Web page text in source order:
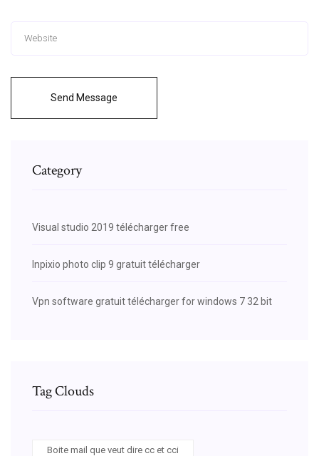
Send Message
Category
Visual studio 2019 télécharger free
Inpixio photo clip 9 gratuit télécharger
Vpn software gratuit télécharger for windows 7 32 bit
Tag Clouds
Boite mail que veut dire cc et cci